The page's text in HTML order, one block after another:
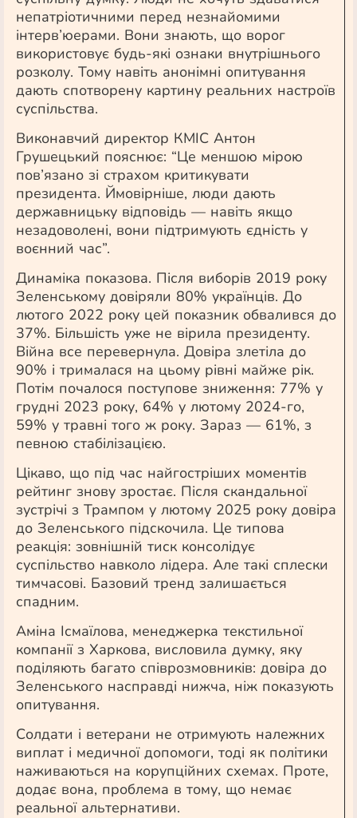
непатріотичними перед незнайомими
інтерв’юерами. Вони знають, що ворог
використовує будь-які ознаки внутрішнього
розколу. Тому навіть анонімні опитування
дають спотворену картину реальних настроїв
суспільства.
Виконавчий директор КМІС Антон
Грушецький пояснює: “Це меншою мірою
пов’язано зі страхом критикувати
президента. Ймовірніше, люди дають
державницьку відповідь — навіть якщо
незадоволені, вони підтримують єдність у
воєнний час”.
Динаміка показова. Після виборів 2019 року
Зеленському довіряли 80% українців. До
лютого 2022 року цей показник обвалився до
37%. Більшість уже не вірила президенту.
Війна все перевернула. Довіра злетіла до
90% і трималася на цьому рівні майже рік.
Потім почалося поступове зниження: 77% у
грудні 2023 року, 64% у лютому 2024-го,
59% у травні того ж року. Зараз — 61%, з
певною стабілізацією.
Цікаво, що під час найгостріших моментів
рейтинг знову зростає. Після скандальної
зустрічі з Трампом у лютому 2025 року довіра
до Зеленського підскочила. Це типова
реакція: зовнішній тиск консолідує
суспільство навколо лідера. Але такі сплески
тимчасові. Базовий тренд залишається
спадним.
Аміна Ісмаїлова, менеджерка текстильної
компанії з Харкова, висловила думку, яку
поділяють багато співрозмовників: довіра до
Зеленського насправді нижча, ніж показують
опитування.
Солдати і ветерани не отримують належних
виплат і медичної допомоги, тоді як політики
наживаються на корупційних схемах. Проте,
додає вона, проблема в тому, що немає
реальної альтернативи.